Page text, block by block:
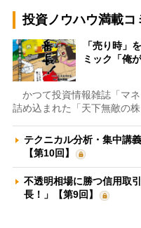
投資ノウハウ満載コ
「売り時」
ミック「俺
かつて投資情報雑誌「マ
詰め込まれた「天下無敵の
テクニカル分析・集中講
【第10回】
不透明相場に勝つ信用取
長！」【第9回】